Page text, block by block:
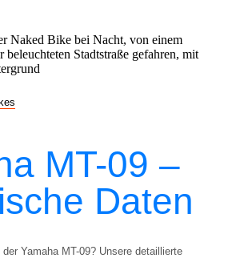
MT-09 –
Daten
Yamaha MT-09? Unsere detaillierte